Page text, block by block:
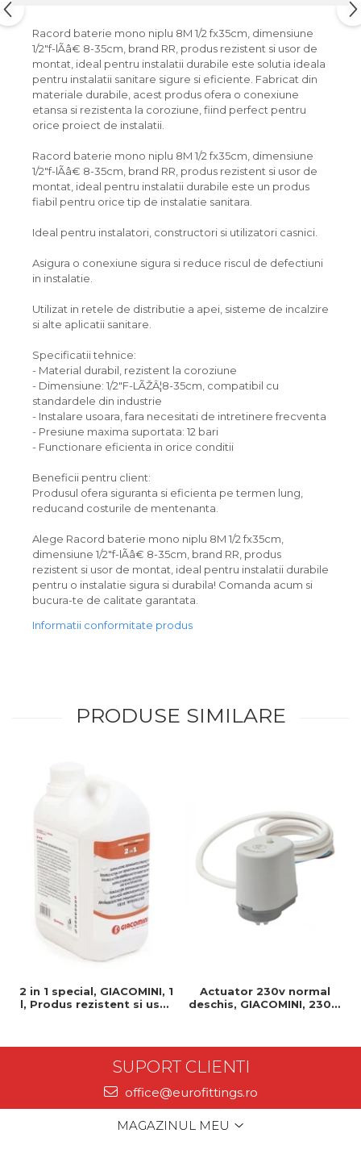
Racord baterie mono niplu 8M 1/2 fx35cm, dimensiune
1/2"f-lÃâ€ 8-35cm, brand RR, produs rezistent si usor de
montat, ideal pentru instalatii durabile este solutia ideala
pentru instalatii sanitare sigure si eficiente. Fabricat din
materiale durabile, acest produs ofera o conexiune
etansa si rezistenta la coroziune, fiind perfect pentru
orice proiect de instalatii.
Racord baterie mono niplu 8M 1/2 fx35cm, dimensiune
1/2"f-lÃâ€ 8-35cm, brand RR, produs rezistent si usor de
montat, ideal pentru instalatii durabile este un produs
fiabil pentru orice tip de instalatie sanitara.
Ideal pentru instalatori, constructori si utilizatori casnici.
Asigura o conexiune sigura si reduce riscul de defectiuni
in instalatie.
Utilizat in retele de distributie a apei, sisteme de incalzire
si alte aplicatii sanitare.
Specificatii tehnice:
- Material durabil, rezistent la coroziune
- Dimensiune: 1/2"F-LÃŽÂ¦8-35cm, compatibil cu
standardele din industrie
- Instalare usoara, fara necesitati de intretinere frecventa
- Presiune maxima suportata: 12 bari
- Functionare eficienta in orice conditii
Beneficii pentru client:
Produsul ofera siguranta si eficienta pe termen lung,
reducand costurile de mentenanta.
Alege Racord baterie mono niplu 8M 1/2 fx35cm,
dimensiune 1/2"f-lÃâ€ 8-35cm, brand RR, produs
rezistent si usor de montat, ideal pentru instalatii durabile
pentru o instalatie sigura si durabila! Comanda acum si
bucura-te de calitate garantata.
Informatii conformitate produs
PRODUSE SIMILARE
2 in 1 special, GIACOMINI, 1
l, Produs rezistent si usor
Actuator 230v normal
deschis, GIACOMINI, 230v,
SUPORT CLIENTI
office@eurofittings.ro
MAGAZINUL MEU